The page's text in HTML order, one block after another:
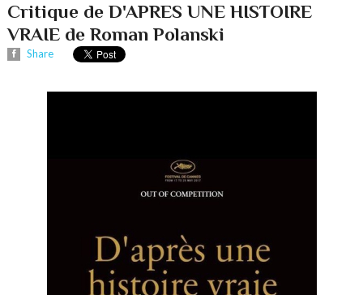
Critique de D'APRES UNE HISTOIRE
VRAIE de Roman Polanski
Share